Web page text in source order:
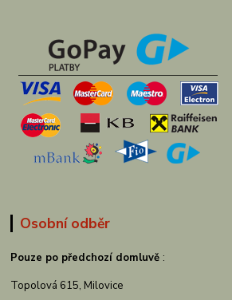
Osobní odběr
Pouze po předchozí domluvě :
Topolová 615, Milovice